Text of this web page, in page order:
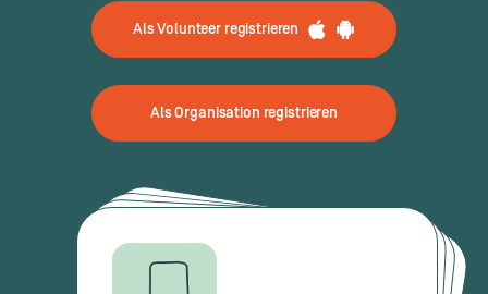
Als Volunteer registrieren
Als Organisation registrieren